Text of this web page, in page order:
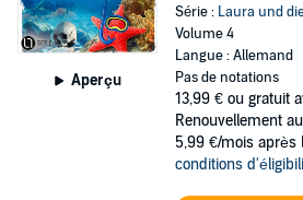
Aperçu
Série : Laura und
Volume 4
Langue : Allemand
Pas de notations
13,99 € ou gratuit
Renouvellement
5,99 €/mois après
conditions